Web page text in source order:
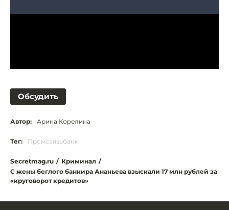
Обсудить
Автор: Арина Корелина
Тег: Промсвязьбанк
Secretmag.ru / Криминал /
C жены беглого банкира Ананьева взыскали 17 млн рублей за
«круговорот кредитов»